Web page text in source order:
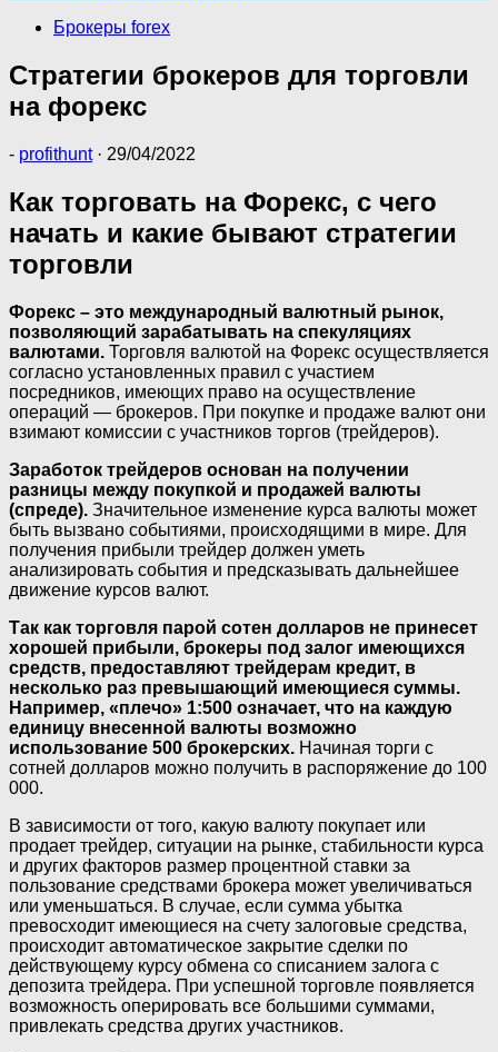
Брокеры forex
Стратегии брокеров для торговли
на форекс
- profithunt · 29/04/2022
Как торговать на Форекс, с чего
начать и какие бывают стратегии
торговли
Форекс – это международный валютный рынок,
позволяющий зарабатывать на спекуляциях
валютами. Торговля валютой на Форекс осуществляется
согласно установленных правил с участием
посредников, имеющих право на осуществление
операций — брокеров. При покупке и продаже валют они
взимают комиссии с участников торгов (трейдеров).
Заработок трейдеров основан на получении
разницы между покупкой и продажей валюты
(спреде). Значительное изменение курса валюты может
быть вызвано событиями, происходящими в мире. Для
получения прибыли трейдер должен уметь
анализировать события и предсказывать дальнейшее
движение курсов валют.
Так как торговля парой сотен долларов не принесет
хорошей прибыли, брокеры под залог имеющихся
средств, предоставляют трейдерам кредит, в
несколько раз превышающий имеющиеся суммы.
Например, «плечо» 1:500 означает, что на каждую
единицу внесенной валюты возможно
использование 500 брокерских. Начиная торги с
сотней долларов можно получить в распоряжение до 100
000.
В зависимости от того, какую валюту покупает или
продает трейдер, ситуации на рынке, стабильности курса
и других факторов размер процентной ставки за
пользование средствами брокера может увеличиваться
или уменьшаться. В случае, если сумма убытка
превосходит имеющиеся на счету залоговые средства,
происходит автоматическое закрытие сделки по
действующему курсу обмена со списанием залога с
депозита трейдера. При успешной торговле появляется
возможность оперировать все большими суммами,
привлекать средства других участников.